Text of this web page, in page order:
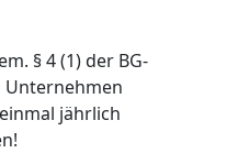
§ 4 (1) der BG-
Unternehmen
jährlich